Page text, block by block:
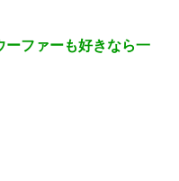
ーファーも好きなら一